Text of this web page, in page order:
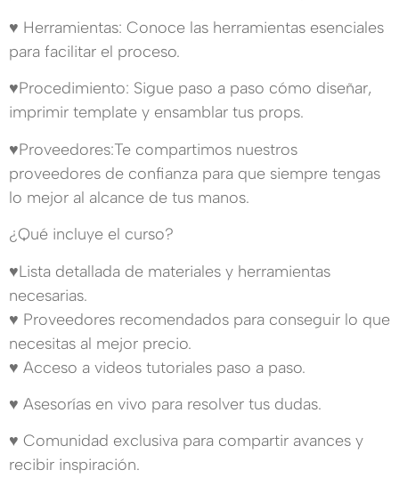
♥ Herramientas: Conoce las herramientas esenciales
para facilitar el proceso.
♥Procedimiento: Sigue paso a paso cómo diseñar,
imprimir template y ensamblar tus props.
♥Proveedores:Te compartimos nuestros
proveedores de confianza para que siempre tengas
lo mejor al alcance de tus manos.
¿Qué incluye el curso?
♥Lista detallada de materiales y herramientas
necesarias.
♥ Proveedores recomendados para conseguir lo que
necesitas al mejor precio.
♥ Acceso a videos tutoriales paso a paso.
♥ Asesorías en vivo para resolver tus dudas.
♥ Comunidad exclusiva para compartir avances y
recibir inspiración.